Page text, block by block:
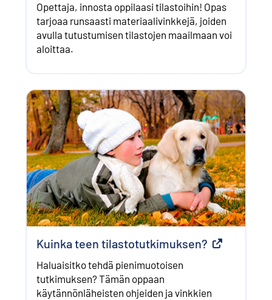
Opettaja, innosta oppilaasi tilastoihin! Opas
tarjoaa runsaasti materiaalivinkkejä, joiden
avulla tutustumisen tilastojen maailmaan voi
aloittaa.
Kuinka teen tilastotutkimuksen? Ulkoinen
Haluaisitko tehdä pienimuotoisen
tutkimuksen? Tämän oppaan
käytännönläheisten ohjeiden ja vinkkien